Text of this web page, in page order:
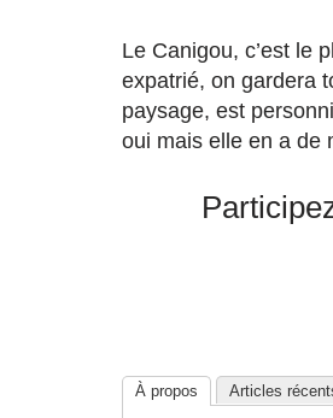
Le Canigou, c’est le
expatrié, on gardera
paysage, est
oui mais elle en a de
À propos Articles